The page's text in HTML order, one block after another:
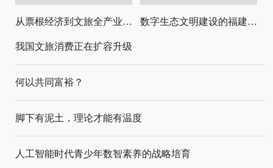
从票根经济到文旅全产业链升级 数字生态文明建设的福建路径与启示
我国文旅消费正在扩容升级
何以共同富裕？
脚下有泥土，理论才能有温度
人工智能时代青少年数智素养的战略培育